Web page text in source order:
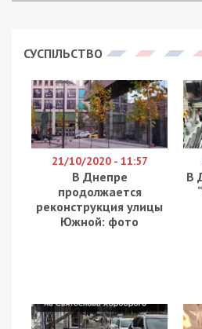
СУСПІЛЬСТВО
21/10/2020 - 11:57
В Днепре
продолжается
реконструкция улицы
Южной: фото
В